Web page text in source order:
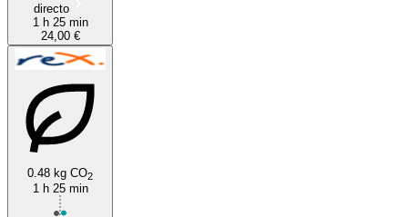
directo
1 h 25 min
24,00 €
0.48 kg CO2
1 h 25 min